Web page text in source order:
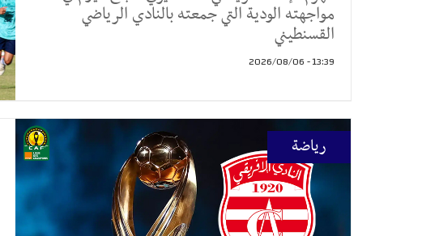
مواجهته الودية التي جمعته بالنادي الرياضي
القسنطيني
13:39 - 2026/08/06
رياضة